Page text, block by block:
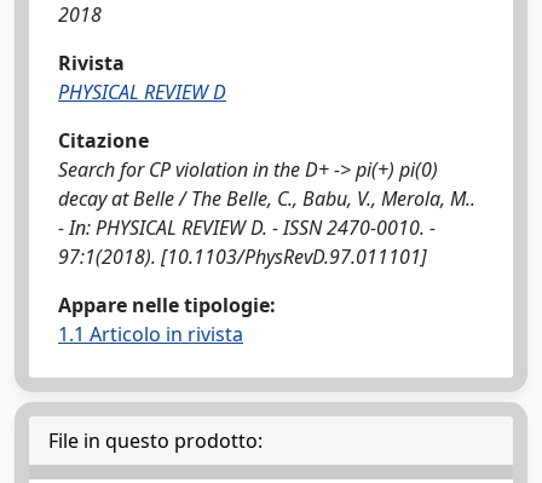
2018
Rivista
PHYSICAL REVIEW D
Citazione
Search for CP violation in the D+ -> pi(+) pi(0)
decay at Belle / The Belle, C., Babu, V., Merola, M..
- In: PHYSICAL REVIEW D. - ISSN 2470-0010. -
97:1(2018). [10.1103/PhysRevD.97.011101]
Appare nelle tipologie:
1.1 Articolo in rivista
File in questo prodotto: